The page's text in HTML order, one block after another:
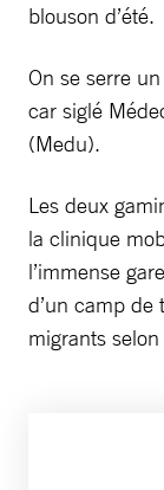
blouson d’été.
On se serre
car siglé
(Medu).
Les deux
la clinique
l’immense
d’un camp de
migrants